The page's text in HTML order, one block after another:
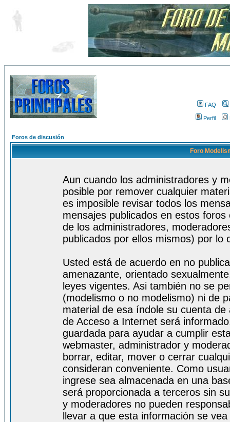
FAQ
Perfil
Foros de discusión
Foro
Aun cuando los administradores y
posible por remover cualquier
es imposible revisar todos los
mensajes publicados en estos
de los administradores,
publicados por ellos mismos) por lo
Usted está de acuerdo en no
amenazante, orientado
leyes vigentes. Asi también no se
(modelismo o no modelismo) ni de
material de esa índole su cuenta
de Acceso a Internet será
guardada para ayudar a cumplir
webmaster, administrador y
borrar, editar, mover o cerrar
consideran conveniente. Como
ingrese sea almacenada en una
será proporcionada a terceros sin
y moderadores no pueden
llevar a que esta información se